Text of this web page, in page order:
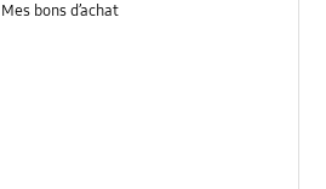
Mes bons d’achat